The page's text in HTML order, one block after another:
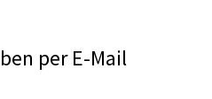
per E-Mail